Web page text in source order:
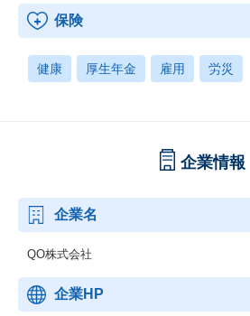
保険
健康 厚生年金 雇用 労災
企業情報
企業名
QO株式会社
企業HP